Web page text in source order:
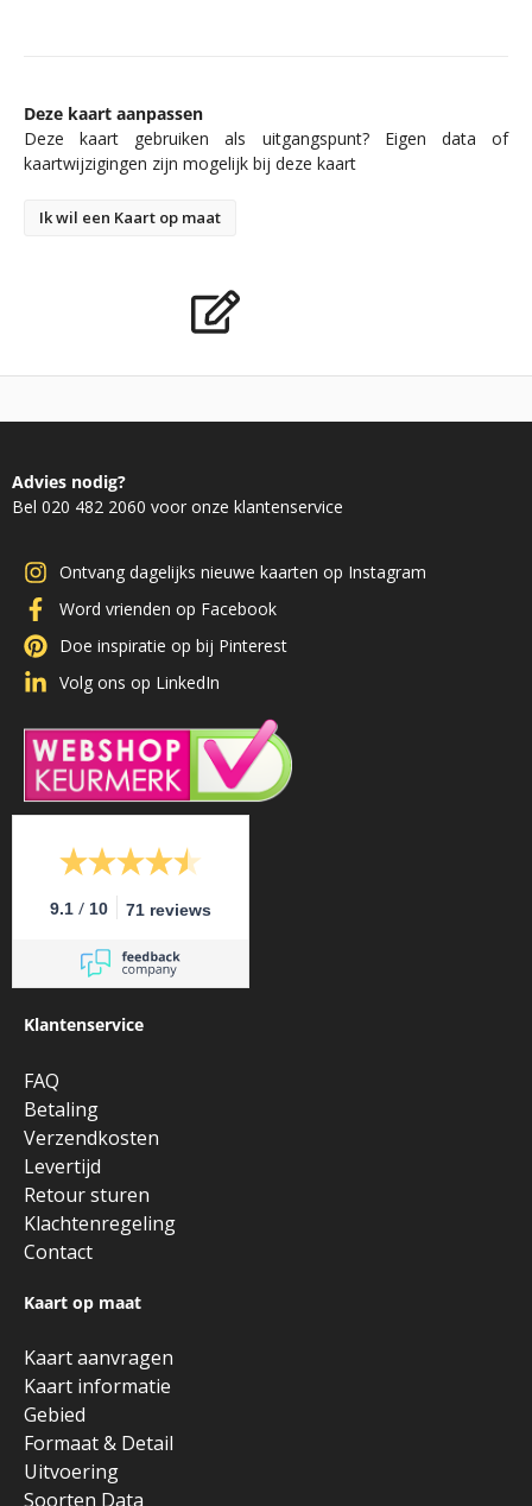
Deze kaart aanpassen
Deze kaart gebruiken als uitgangspunt? Eigen data of
kaartwijzigingen zijn mogelijk bij deze kaart
Ik wil een Kaart op maat
Advies nodig?
Bel 020 482 2060 voor onze klantenservice
Ontvang dagelijks nieuwe kaarten op Instagram
Word vrienden op Facebook
Doe inspiratie op bij Pinterest
Volg ons op LinkedIn
9.1 / 10 71 reviews
Klantenservice
FAQ
Betaling
Verzendkosten
Levertijd
Retour sturen
Klachtenregeling
Contact
Kaart op maat
Kaart aanvragen
Kaart informatie
Gebied
Formaat & Detail
Uitvoering
Soorten Data